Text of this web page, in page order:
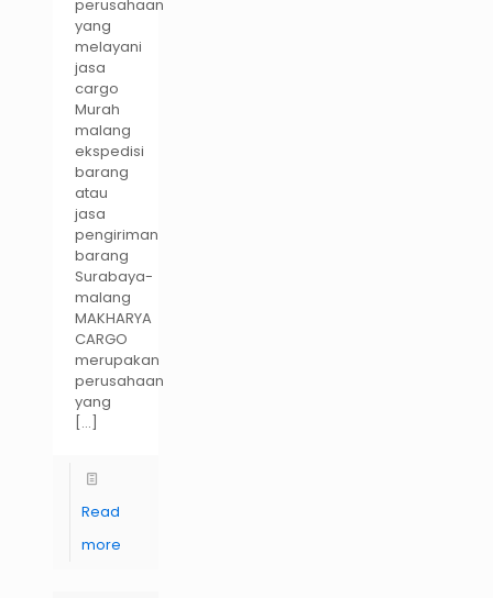
perusahaan
yang
melayani
jasa
cargo
Murah
malang
ekspedisi
barang
atau
jasa
pengiriman
barang
Surabaya-
malang
MAKHARYA
CARGO
merupakan
perusahaan
yang
[…]
Read
more